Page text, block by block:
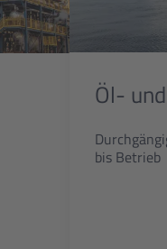
Öl-
bis Betrieb